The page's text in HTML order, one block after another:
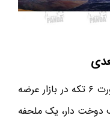
روتختی های سه بعدی معمولا به صورت ۶ تکه در بازار عرضه
لحاف دوخت دار، یک ملحفه